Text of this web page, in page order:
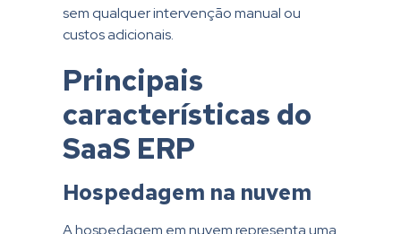
sem qualquer intervenção manual ou
custos adicionais.
Principais
características do
SaaS ERP
Hospedagem na nuvem
A hospedagem em nuvem representa uma